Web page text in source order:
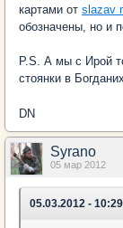
картами от slazav
обозначены, но и
P.S. А мы с Ирой
стоянки в
DN
Syrano
05 мар 2012
05.03.2012 -